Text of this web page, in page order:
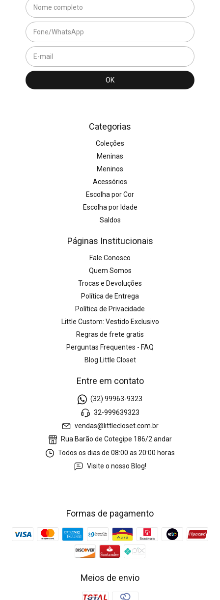
Categorias
Coleções
Meninas
Meninos
Acessórios
Escolha por Cor
Escolha por Idade
Saldos
Páginas Institucionais
Fale Conosco
Quem Somos
Trocas e Devoluções
Política de Entrega
Política de Privacidade
Little Custom: Vestido Exclusivo
Regras de frete gratis
Perguntas Frequentes - FAQ
Blog Little Closet
Entre em contato
(32) 99963-9323
32-999639323
vendas@littlecloset.com.br
Rua Barão de Cotegipe 186/2 andar
Todos os dias de 08:00 as 20:00 horas
Visite o nosso Blog!
Formas de pagamento
Meios de envio